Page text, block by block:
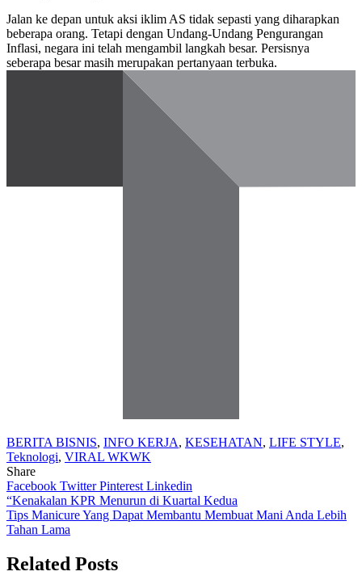
Jalan ke depan untuk aksi iklim AS tidak sepasti yang diharapkan
beberapa orang. Tetapi dengan Undang-Undang Pengurangan
Inflasi, negara ini telah mengambil langkah besar. Persisnya
seberapa besar masih merupakan pertanyaan terbuka.
BERITA BISNIS, INFO KERJA, KESEHATAN, LIFE STYLE,
Teknologi, VIRAL WKWK
Share
Facebook TwitterPinterest Linkedin
Navigasi
pos
“Kenakalan KPR Menurun di Kuartal Kedua
Tips Manicure Yang Dapat Membantu Membuat Mani Anda Lebih
Tahan Lama
Related Posts